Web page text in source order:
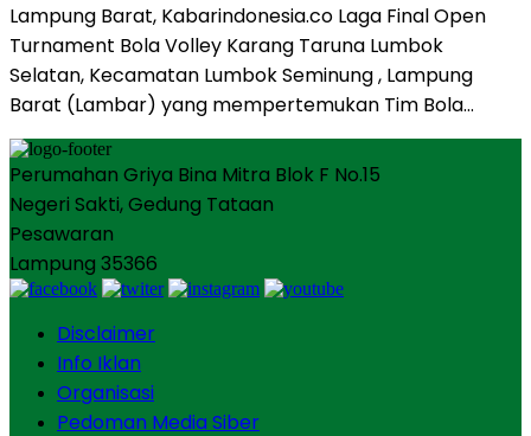
Lampung Barat, Kabarindonesia.co Laga Final Open
Turnament Bola Volley Karang Taruna Lumbok
Selatan, Kecamatan Lumbok Seminung , Lampung
Barat (Lambar) yang mempertemukan Tim Bola…
Perumahan Griya Bina Mitra Blok F No.15
Negeri Sakti, Gedung Tataan
Pesawaran
Lampung 35366
Disclaimer
Info Iklan
Organisasi
Pedoman Media Siber